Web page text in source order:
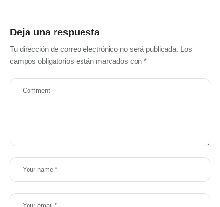
Deja una respuesta
Tu dirección de correo electrónico no será publicada. Los
campos obligatorios están marcados con *